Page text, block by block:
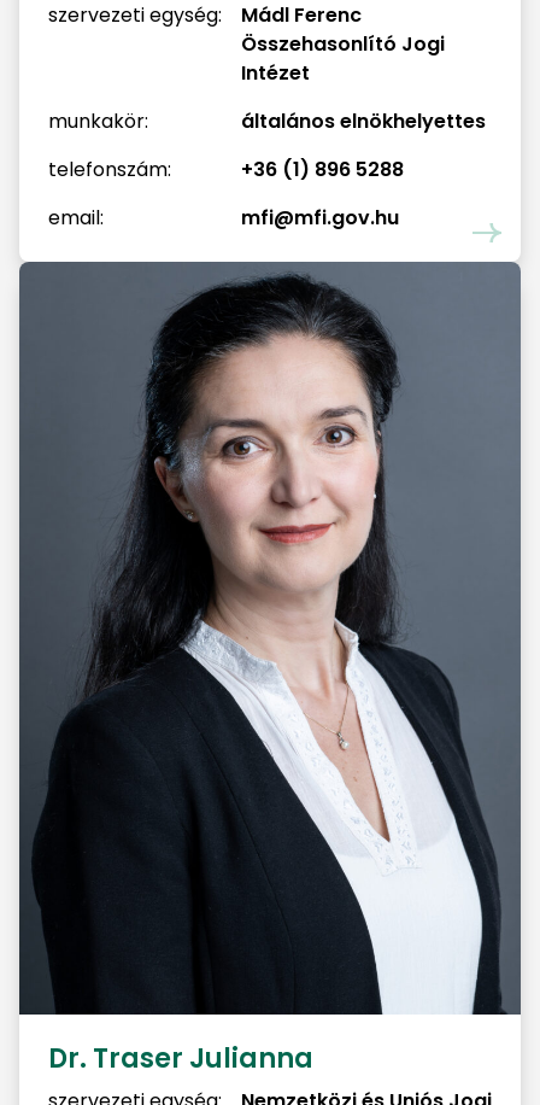
szervezeti egység:
Mádl Ferenc
Összehasonlító Jogi
Intézet
munkakör:
általános elnökhelyettes
telefonszám:
+36 (1) 896 5288
email:
mfi@mfi.gov.hu
Dr. Traser Julianna